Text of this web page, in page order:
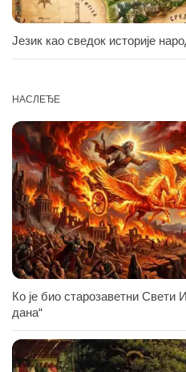
Језик као сведок историје
НАСЛЕЂЕ
Ко је био старозаветни Свети
дана“